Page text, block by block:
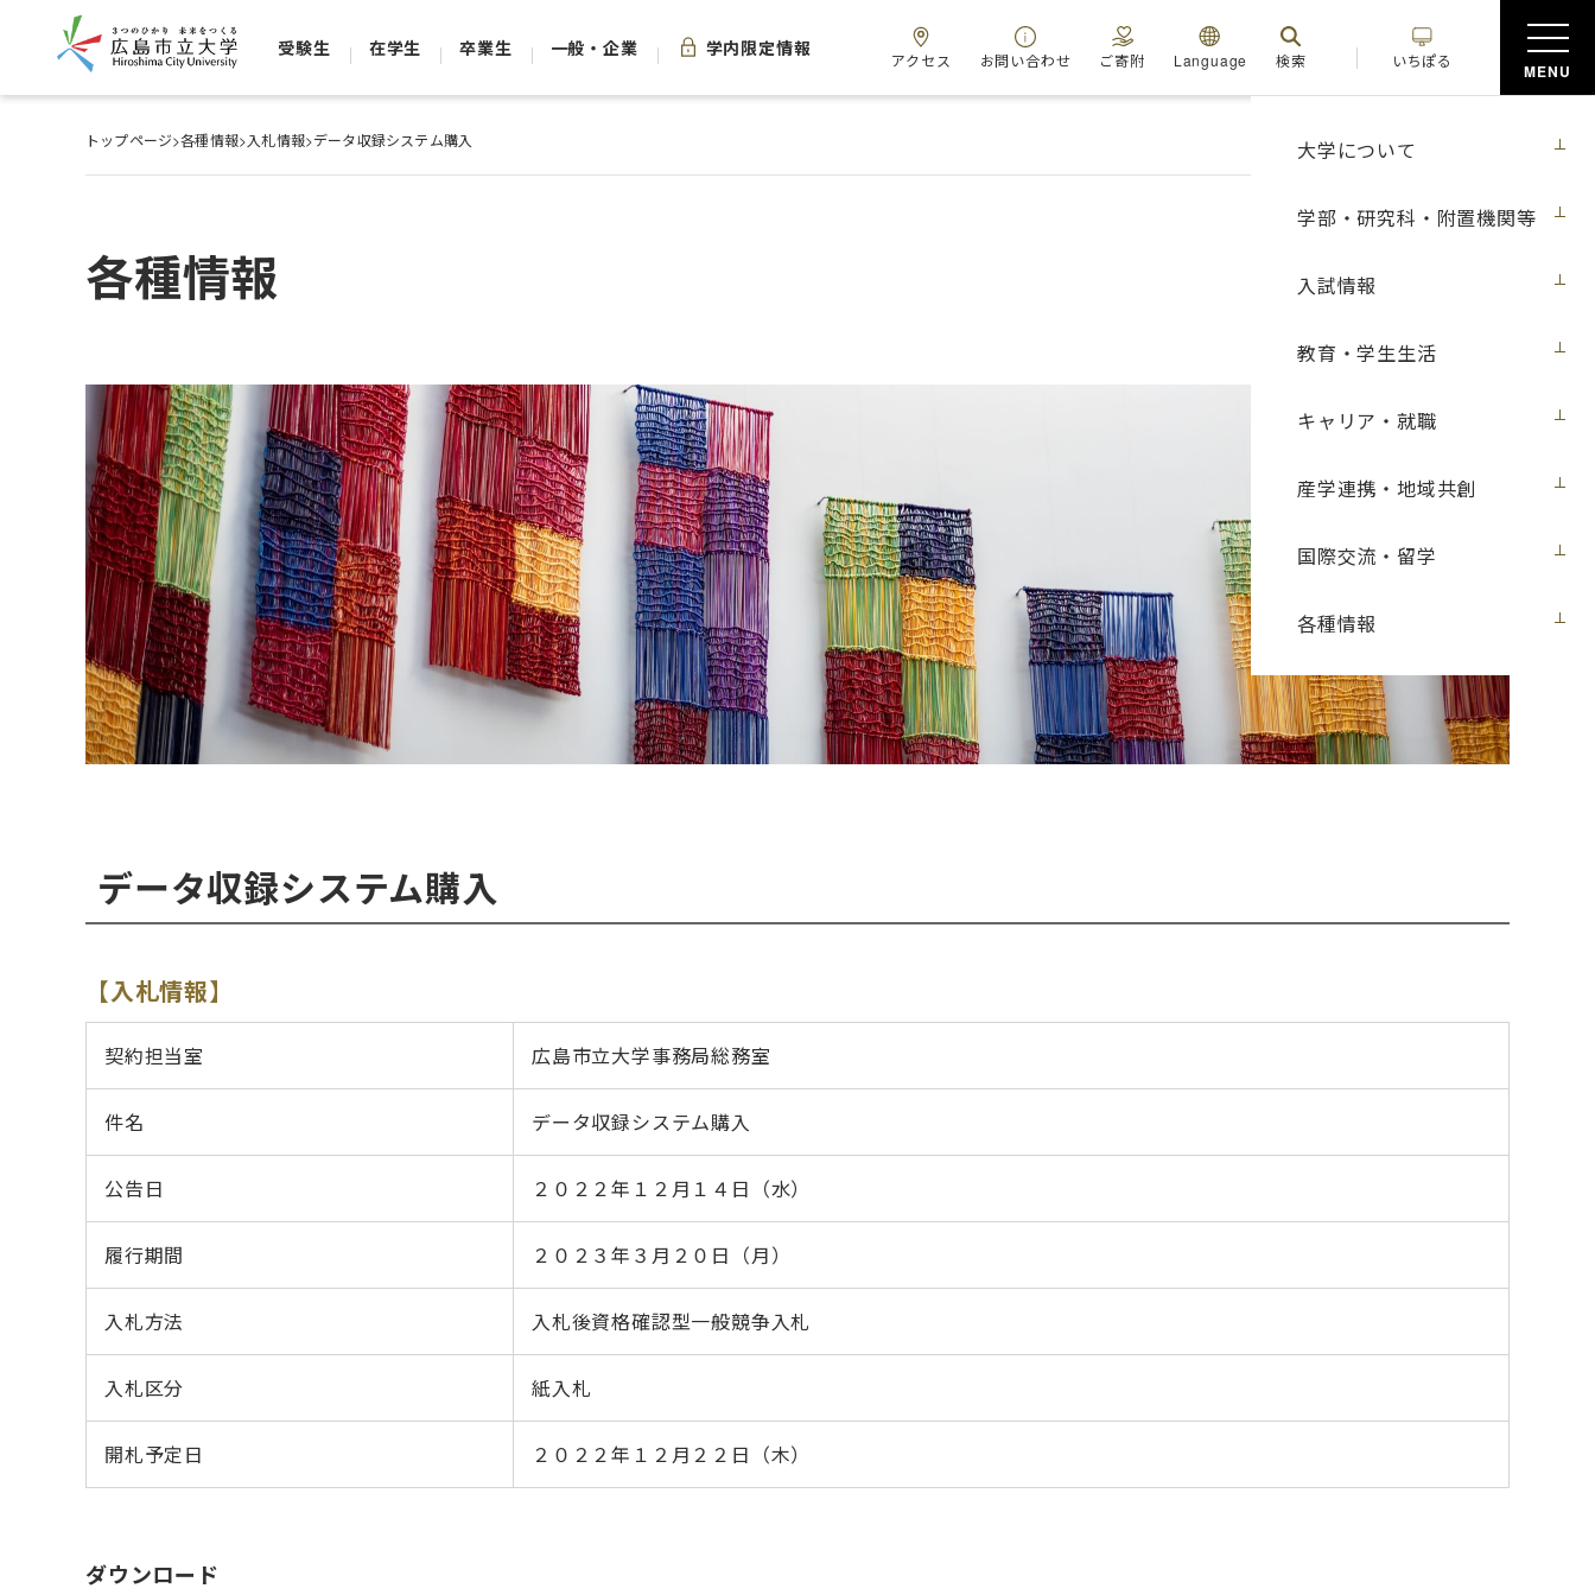
大学について
学部・研究科・附置機関等
入試情報
教育・学生生活
キャリア・就職
産学連携・地域共創
国際交流・留学
各種情報
受験生 在学生 卒業生 一般・企業 学内限定情報
アクセス お問い合わせ ご寄附 Language 検索 いちぽる
MENU
トップページ>各種情報>入札情報>データ収録システム購入
各種情報
データ収録システム購入
【入札情報】
契約担当室 広島市立大学事務局総務室
件名 データ収録システム購入
公告日 ２０２２年１２月１４日（水）
履行期間 ２０２３年３月２０日（月）
入札方法 入札後資格確認型一般競争入札
入札区分 紙入札
開札予定日 ２０２２年１２月２２日（木）
ダウンロード